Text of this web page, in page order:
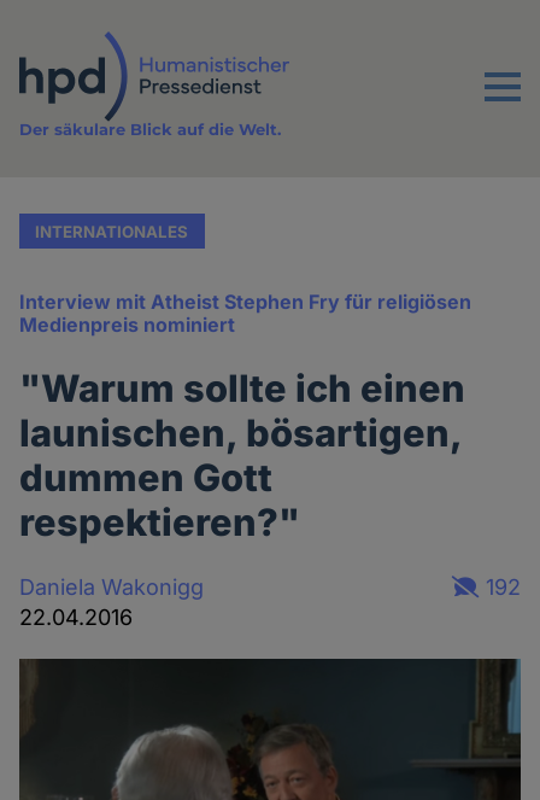
Inhalt
Menu
Der säkulare Blick auf die Welt.
INTERNATIONALES
Interview mit Atheist Stephen Fry für religiösen
Medienpreis nominiert
"Warum sollte ich einen
launischen, bösartigen,
dummen Gott
respektieren?"
Daniela Wakonigg
22.04.2016
192